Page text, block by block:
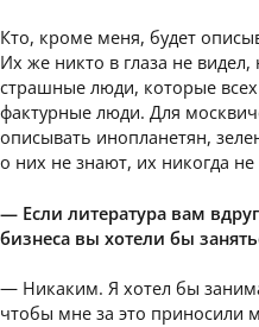
Кто, кроме меня, будет
Их же никто в глаза не видел,
страшные люди, которые
фактурные люди. Для
описывать инопланетян,
о них не знают, их никогда не
— Если литература вам
бизнеса вы хотели бы
— Никаким. Я хотел бы
чтобы мне за это приносили